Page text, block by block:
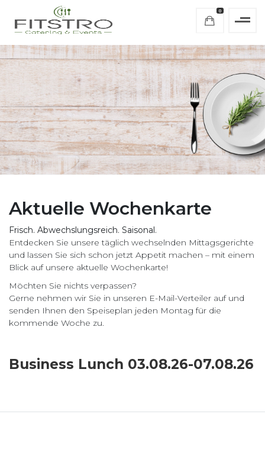
0
Aktuelle Wochenkarte
Frisch. Abwechslungsreich. Saisonal.
Entdecken Sie unsere täglich wechselnden Mittagsgerichte
und lassen Sie sich schon jetzt Appetit machen – mit einem
Blick auf unsere aktuelle Wochenkarte!
Möchten Sie nichts verpassen?
Gerne nehmen wir Sie in unseren E-Mail-Verteiler auf und
senden Ihnen den Speiseplan jeden Montag für die
kommende Woche zu.
Business Lunch 03.08.26-07.08.26